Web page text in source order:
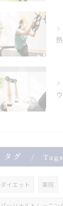
タグ Tags
ダイエット 薬院